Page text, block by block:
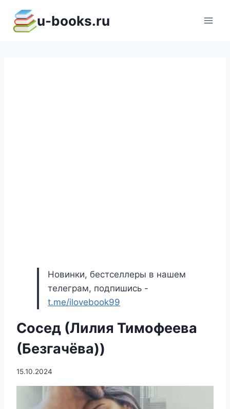
содержимому
u-books.ru
Новинки, бестселлеры в нашем
телеграм, подпишись -
t.me/ilovebook99
Сосед (Лилия Тимофеева
(Безгачёва))
15.10.2024